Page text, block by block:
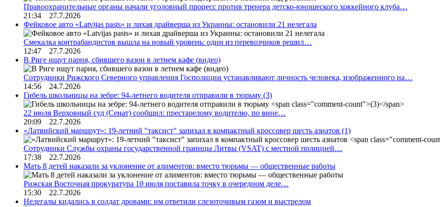
Правоохранительные органы начали уголовный процесс против тренера детско-юношеского хоккейного клуба…
21:34 27.7.2026
Фейковое авто «Latvijas pasts» и лихая драйверша из Украины: остановили 21 нелегала
Смекалка контрабандистов вышла на новый уровень: один из перевозчиков решил…
12:47 27.7.2026
В Риге ищут парня, сбившего вазон в летнем кафе (видео)
Сотрудники Рижского Северного управления Госполиции устанавливают личность человека, изображенного на…
14:56 24.7.2026
Гибель школьницы на зебре: 94-летнего водителя отправили в тюрьму (3)
22 июля Верховный суд (Сенат) сообщил: престарелому водителю, по вине…
20:09 22.7.2026
«Латвийский маршрут»: 19-летний "таксист" запихал в компактный кроссовер шесть азиатов (1)
Сотрудники Службы охраны государственной границы Литвы (VSAT) с местной полицией…
17:38 22.7.2026
Мать 8 детей наказали за уклонение от алиментов: вместо тюрьмы — общественные работы
Рижская Восточная прокуратура 10 июля поставила точку в очередном деле…
15:30 22.7.2026
Нелегалы кидались в солдат дровами: им ответили слезоточивым газом и выстрелом